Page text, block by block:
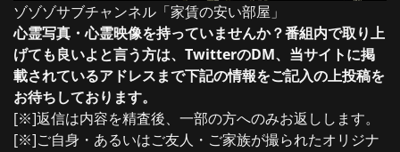
ゾゾゾサブチャンネル「家賃の安い部屋」
心霊写真・心霊映像を持っていませんか？番組内で取り上
げても良いよと言う方は、TwitterのDM、当サイトに掲
載されているアドレスまで下記の情報をご記入の上投稿を
お待ちしております。
[※]返信は内容を精査後、一部の方へのみお返しします。
[※]ご自身・あるいはご友人・ご家族が撮られたオリジナ